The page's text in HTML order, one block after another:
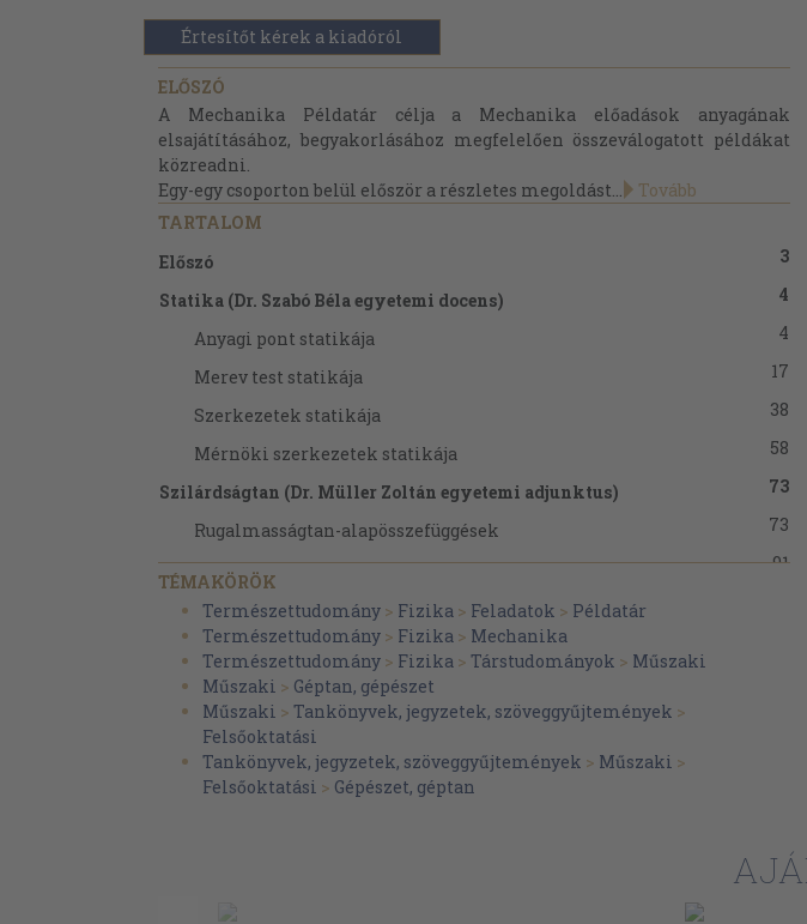
Értesítőt kérek a kiadóról
ELŐSZÓ
A Mechanika Példatár célja a Mechanika előadások anyagának
elsajátításához, begyakorlásához megfelelően összeválogatott példákat
közreadni.
Egy-egy csoporton belül először a részletes megoldást...
Tovább
TARTALOM
Előszó
3
Statika (Dr. Szabó Béla egyetemi docens)
4
Anyagi pont statikája
4
Merev test statikája
17
Szerkezetek statikája
38
Mérnöki szerkezetek statikája
58
Szilárdságtan (Dr. Müller Zoltán egyetemi adjunktus)
73
Rugalmasságtan-alapösszefüggések
73
Egyenes rúd alakú testek szilárdságtana
91
Egyméretű (rúd) szerkezetek szilárdságtana
Kétméretű szerkezetek szilárdságtana
Háromméretű szerkezetek szilárdságtana
Kinematika (Dr. Csorba László egyetemi adjunktus)
Bevezetés a kinematikához
Anyagi pont kinematikája
191
Kinetika (Dr. Csorba László egyetemi adjunktus)
TÉMAKÖRÖK
Természettudomány > Fizika > Feladatok > Példatár
Természettudomány > Fizika > Mechanika
Természettudomány > Fizika > Társtudományok > Műszaki
Műszaki > Géptan, gépészet
Műszaki > Tankönyvek, jegyzetek, szöveggyűjtemények >
Felsőoktatási
Tankönyvek, jegyzetek, szöveggyűjtemények > Műszaki >
Felsőoktatási > Gépészet, géptan